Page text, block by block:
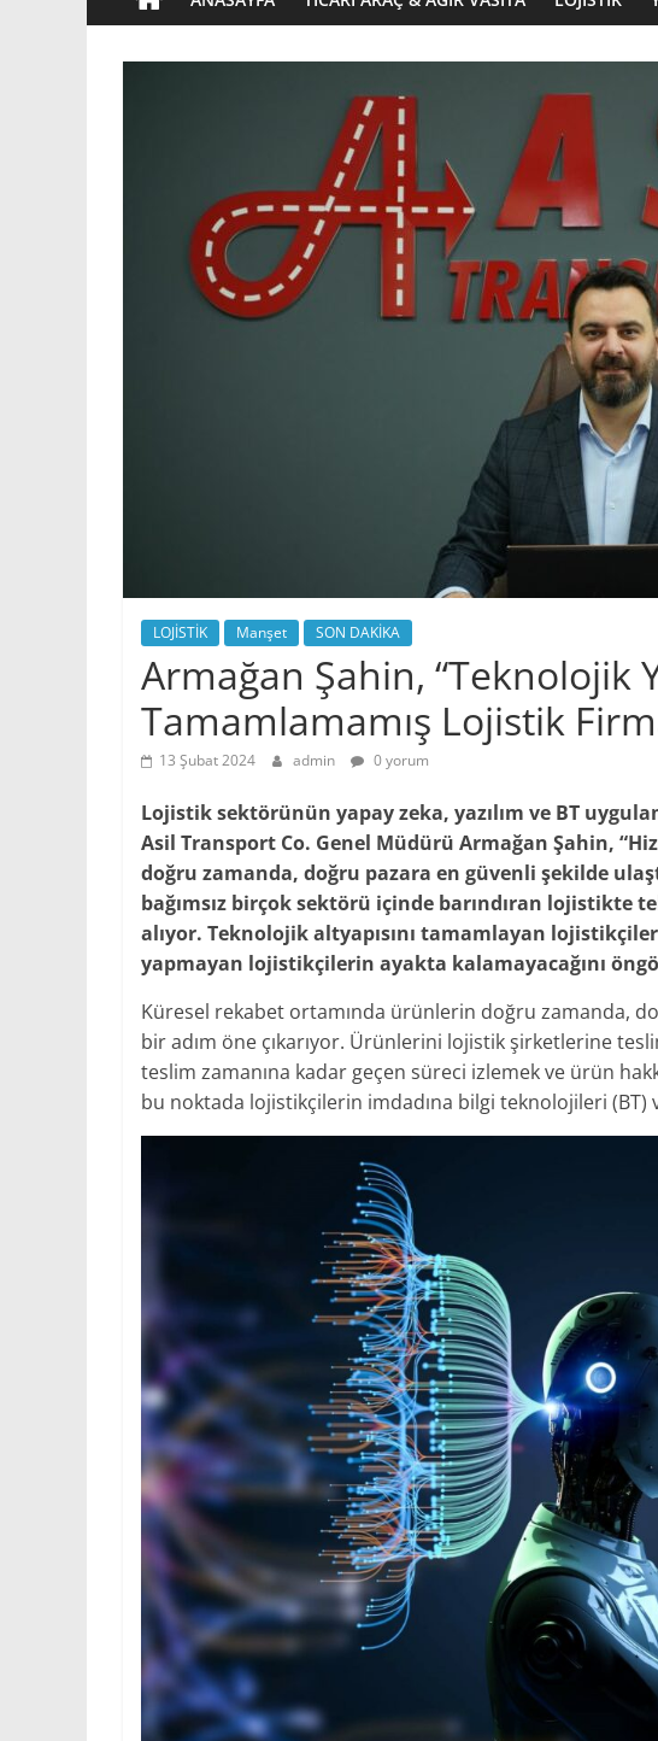
LOJİSTİK Manşet SON DAKİKA
Armağan Şahin, “Teknolojik
Tamamlamamış Lojistik
13 Şubat 2024 admin 0 yorum
Lojistik sektörünün yapay zeka, yazılım ve BT
Asil Transport Co. Genel Müdürü Armağan Şahin,
doğru zamanda, doğru pazara en güvenli şekilde
bağımsız birçok sektörü içinde barındıran lojistikte
alıyor. Teknolojik altyapısını tamamlayan
yapmayan lojistikçilerin ayakta kalamayacağını
Küresel rekabet ortamında ürünlerin doğru zamanda,
bir adım öne çıkarıyor. Ürünlerini lojistik şirketlerine
teslim zamanına kadar geçen süreci izlemek ve ürün
bu noktada lojistikçilerin imdadına bilgi teknolojileri (BT)